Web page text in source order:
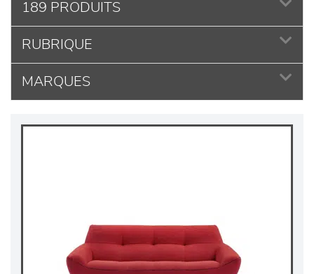
décoration
189 PRODUITS
RUBRIQUE
MARQUES